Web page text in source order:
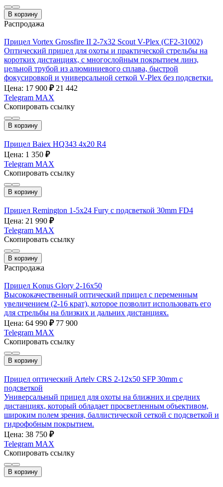
В корзину
Распродажа
Прицел Vortex Grossfire II 2-7x32 Scout V-Plex (CF2-31002)
Оптический прицел для охоты и практической стрельбы на
коротких дистанциях, с многослойным покрытием линз,
цельной трубой из алюминиевого сплава, быстрой
фокусировкой и универсальной сеткой V-Plex без подсветки.
Цена: 17 900 ₽ 21 442
Telegram MAX
Скопировать ссылку
В корзину
Прицел Baiex HQ343 4х20 R4
Цена: 1 350 ₽
Telegram MAX
Скопировать ссылку
В корзину
Прицел Remington 1-5x24 Fury с подсветкой 30mm FD4
Цена: 21 990 ₽
Telegram MAX
Скопировать ссылку
В корзину
Распродажа
Прицел Konus Glory 2-16х50
Высококачественный оптический прицел с переменным
увеличением (2-16 крат), которое позволит использовать его
для стрельбы на близких и дальних дистанциях.
Цена: 64 990 ₽ 77 900
Telegram MAX
Скопировать ссылку
В корзину
Прицел оптический Artelv CRS 2-12x50 SFP 30mm с
подсветкой
Универсальный прицел для охоты на ближних и средних
дистанциях, который обладает просветленным объективом,
широким полем зрения, баллистической сеткой с подсветкой и
гидрофобным покрытием.
Цена: 38 750 ₽
Telegram MAX
Скопировать ссылку
В корзину